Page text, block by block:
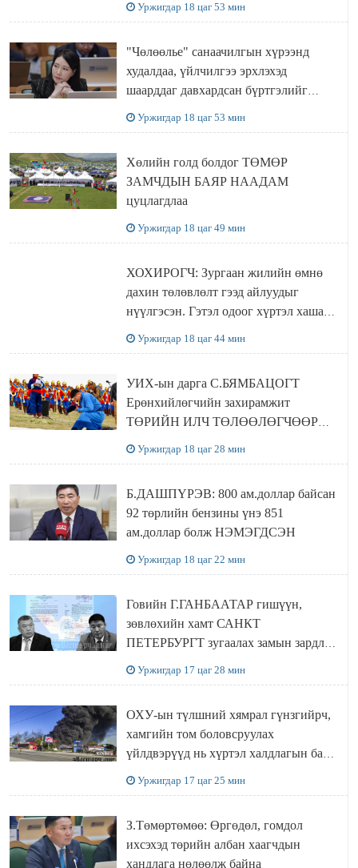
Уржигдар 18 цаг 53 мин
"Чөлөөлье" санаачилгын хүрээнд
худалдаа, үйлчилгээ эрхлэхэд
шаарддаг давхардсан бүртгэлийг
Уржигдар 18 цаг 53 мин
Хөлийн голд болдог ТӨМӨР
ЗАМЧДЫН БАЯР НААДАМ
цуцлагдлаа
Уржигдар 18 цаг 49 мин
ХОХИРОГЧ: Зургаан жилийн өмнө
дахин төлөвлөлт гээд айлуудыг
нүүлгэсэн. Гэтэл одоог хүртэл хашаа
Уржигдар 18 цаг 44 мин
УИХ-ын дарга С.БЯМБАЦОГТ
Ерөнхийлөгчийн захирамжит
ТӨРИЙН ИЛЧ ТӨЛӨӨЛӨГЧӨӨР
Уржигдар 18 цаг 28 мин
Б.ДАШПҮРЭВ: 800 ам.доллар байсан
92 төрлийн бензины үнэ 851
ам.доллар болж НЭМЭГДСЭН
Уржигдар 18 цаг 22 мин
Говийн Г.ГАНБААТАР гишүүн,
зөвлөхийн хамт САНКТ
ПЕТЕРБУРГТ зугаалах замын зардлаа
Уржигдар 17 цаг 28 мин
ОХУ-ын түлшний хямрал гүнзгийрч,
хамгийн том боловсруулах
үйлдвэрүүд нь хүртэл халдлагын бай
Уржигдар 17 цаг 25 мин
З.Төмөртөмөө: Өргөдөл, гомдол
ихсэхэд төрийн албан хаагчдын
хандлага нөлөөлж байна